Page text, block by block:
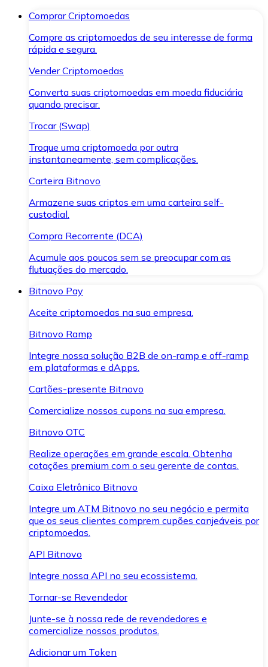
Comprar Criptomoedas
Compre as criptomoedas de seu interesse de forma
rápida e segura.
Vender Criptomoedas
Converta suas criptomoedas em moeda fiduciária
quando precisar.
Trocar (Swap)
Troque uma criptomoeda por outra
instantaneamente, sem complicações.
Carteira Bitnovo
Armazene suas criptos em uma carteira self-
custodial.
Compra Recorrente (DCA)
Acumule aos poucos sem se preocupar com as
flutuações do mercado.
Bitnovo Pay
Aceite criptomoedas na sua empresa.
Bitnovo Ramp
Integre nossa solução B2B de on-ramp e off-ramp
em plataformas e dApps.
Cartões-presente Bitnovo
Comercialize nossos cupons na sua empresa.
Bitnovo OTC
Realize operações em grande escala. Obtenha
cotações premium com o seu gerente de contas.
Caixa Eletrônico Bitnovo
Integre um ATM Bitnovo no seu negócio e permita
que os seus clientes comprem cupões canjeáveis por
criptomoedas.
API Bitnovo
Integre nossa API no seu ecossistema.
Tornar-se Revendedor
Junte-se à nossa rede de revendedores e
comercialize nossos produtos.
Adicionar um Token